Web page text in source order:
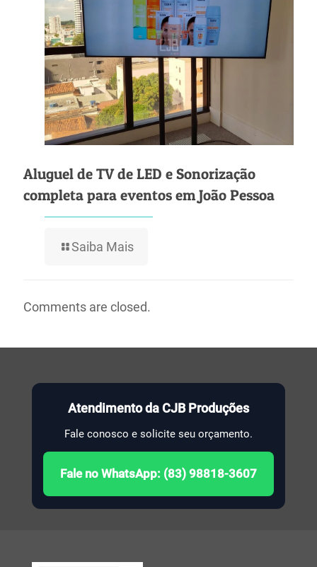
Aluguel de TV de LED e Sonorização
completa para eventos em João Pessoa
Saiba Mais
Comments are closed.
Atendimento da CJB Produções
Fale conosco e solicite seu orçamento.
Fale no WhatsApp: (83) 98818-3607